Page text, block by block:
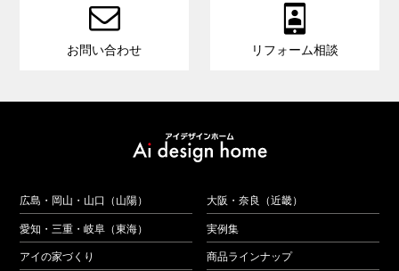

お問い合わせ

リフォーム相談
広島・岡山・山口（山陽） 大阪・奈良（近畿）
愛知・三重・岐阜（東海） 実例集
アイの家づくり 商品ラインナップ